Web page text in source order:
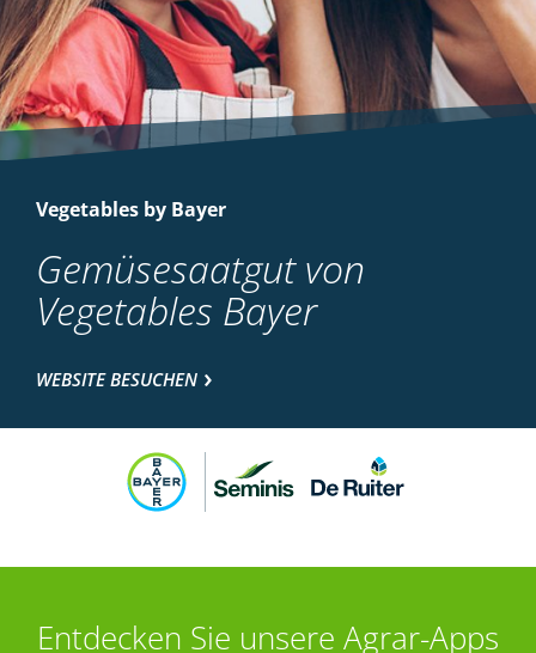
Vegetables by Bayer
Gemüsesaatgut von
Vegetables Bayer
WEBSITE BESUCHEN
Entdecken Sie unsere Agrar-Apps